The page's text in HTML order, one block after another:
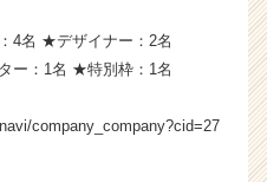
4名 ★デザイナー：2名
ー：1名 ★特別枠：1名
company_company?cid=27